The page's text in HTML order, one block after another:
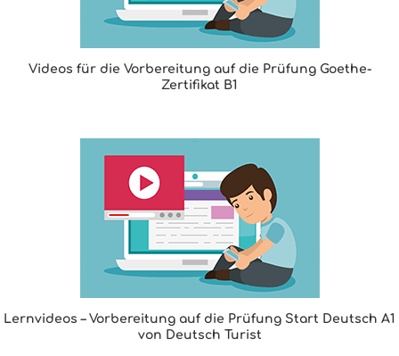
Videos für die Vorbereitung auf die Prüfung Goethe-
Zertifikat B1
Lernvideos – Vorbereitung auf die Prüfung Start Deutsch A1
von Deutsch Turist